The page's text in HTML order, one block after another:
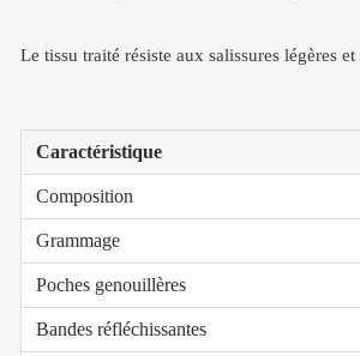
Le tissu traité résiste aux salissures légères
Caractéristique
Composition
Grammage
Poches genouillères
Bandes réfléchissantes